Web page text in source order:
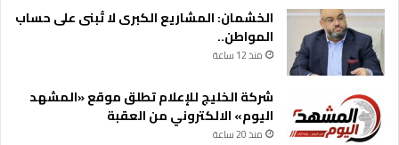
ر
ا
ت
س
الخشمان: المشاريع الكبرى لا تُبنى على حساب
المواطن..
منذ 12 ساعة
شركة الخليج للإعلام تطلق موقع «المشهد
اليوم» الالكتروني من العقبة
منذ 20 ساعة